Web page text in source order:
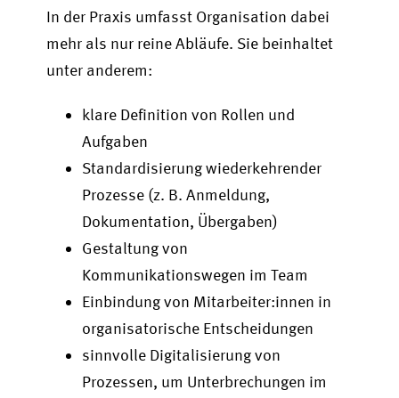
In der Praxis umfasst Organisation dabei
mehr als nur reine Abläufe. Sie beinhaltet
unter anderem:
klare Definition von Rollen und
Aufgaben
Standardisierung wiederkehrender
Prozesse (z. B. Anmeldung,
Dokumentation, Übergaben)
Gestaltung von
Kommunikationswegen im Team
Einbindung von Mitarbeiter:innen in
organisatorische Entscheidungen
sinnvolle Digitalisierung von
Prozessen, um Unterbrechungen im